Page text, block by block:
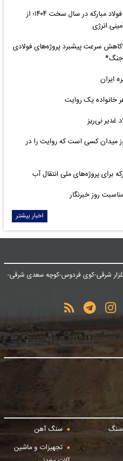
اتمام پروژه‌های راهبردی فولاد مبارکه در سال سخت ۱۴۰۴؛ از
انرژی
سرعت پیشبرد پروژه‌های فولادی
جنگ*
ایران
خانواده یک روایت
غدیر نی‌ریز
میدان کسی است که روایت را در
برای پروژه‌های ملی انتقال آب
روز خبرنگار
اخبار بیشتر
گلزار شرقی-کوی فردوس-کوچه سعدی شرقی-
سنگ
سنگ آهن
تجهیزات و ماشین